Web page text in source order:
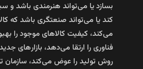
بسازد یا می‌تواند هنرمندی باشد
کند یا می‌تواند صنعتگری باشد که
می‌کند، کیفیت کالاهای موجود را
فناوری را ارتقا می‌دهد، بازار‌های
روش تولید را عوض می‌کند، سازمان